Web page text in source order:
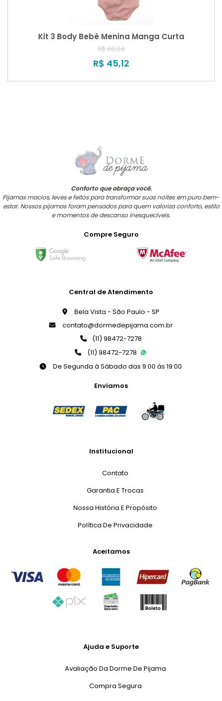
Kit 3 Body Bebê Menina Manga Curta
R$ 68,24
R$ 45,12
Conforto que abraça você.
Pijamas macios, leves e feitos para transformar suas noites em puro bem-
estar. Nossos pijamas foram pensados para quem valoriza conforto, estilo
e momentos de descanso inesquecíveis.
Compre Seguro
Central de Atendimento
Bela Vista - São Paulo - SP
contato@dormedepijama.com.br
(11) 98472-7278
(11) 98472-7278
De Segunda à Sábado das 9:00 às 19:00
Enviamos
Institucional
Contato
Garantia E Trocas
Nossa História E Propósito
Política De Privacidade
Aceitamos
Ajuda e Suporte
Avaliação Da Dorme De Pijama
Compra Segura